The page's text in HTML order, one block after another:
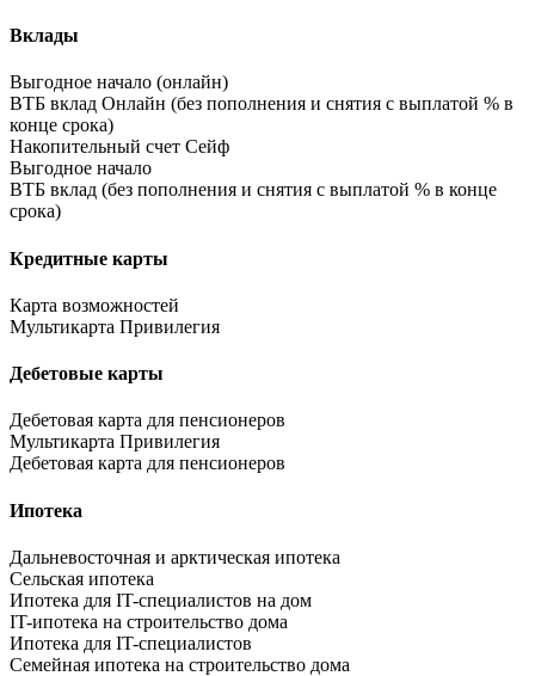
Вклады
Выгодное начало (онлайн)
ВТБ вклад Онлайн (без пополнения и снятия с выплатой % в
конце срока)
Накопительный счет Сейф
Выгодное начало
ВТБ вклад (без пополнения и снятия с выплатой % в конце
срока)
Кредитные карты
Карта возможностей
Мультикарта Привилегия
Дебетовые карты
Дебетовая карта для пенсионеров
Мультикарта Привилегия
Дебетовая карта для пенсионеров
Ипотека
Дальневосточная и арктическая ипотека
Сельская ипотека
Ипотека для IT-специалистов на дом
IT-ипотека на строительство дома
Ипотека для IT-специалистов
Семейная ипотека на строительство дома